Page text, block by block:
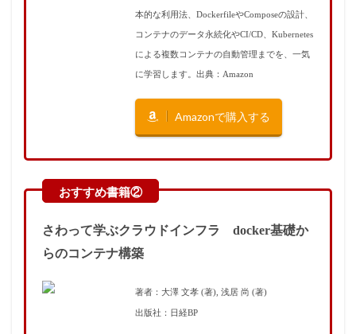
本的な利用法、DockerfileやComposeの設計、
コンテナのデータ永続化やCI/CD、Kubernetes
による複数コンテナの自動管理までを、一気
に学習します。出典：Amazon
Amazonで購入する
さわって学ぶクラウドインフラ docker基礎か
らのコンテナ構築
著者：大澤 文孝 (著), 浅居 尚 (著)
出版社：日経BP